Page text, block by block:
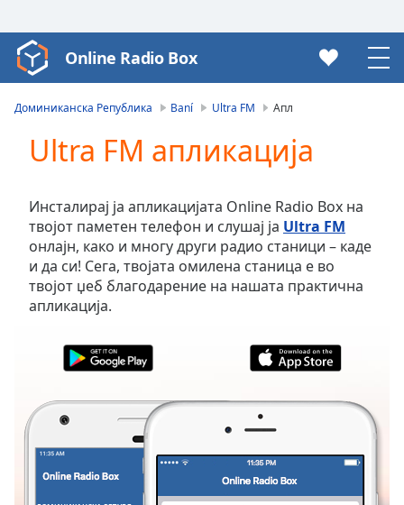
Video
Player
Video
Skip
Backward
Skip
Forward
Mute
Current
Time0:00
Duration-:-
Stream
Type
LIVE
Seek to
currently
Online Radio Box
Доминиканска Република Baní Ultra FM Апл
Ultra FM апликација
Инсталирај ја апликацијата Online Radio Box на
твојот паметен телефон и слушај ја Ultra FM
онлајн, како и многу други радио станици – каде
и да си! Сега, твојата омилена станица е во
твојот џеб благодарение на нашата практична
апликација.